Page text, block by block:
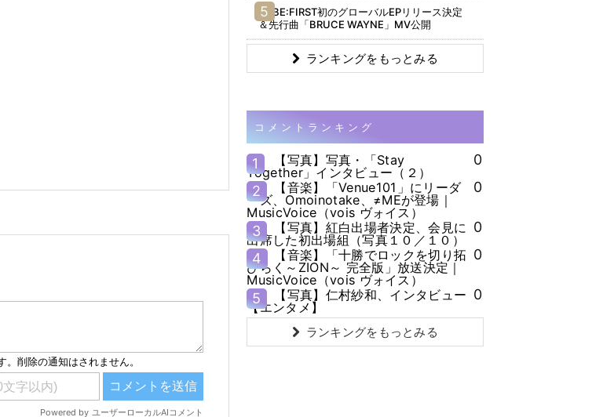
BE:FIRST初のグローバルEPリリース決定
＆先行曲「BRUCE WAYNE」MV公開
ランキングをもっとみる
コメントランキング
1
【写真】写真・「Stay
Together」インタビュー（２）
0
2
【音楽】「Venue101」にリーダ
ーズ、Omoinotake、≠MEが登場｜
MusicVoice（vois ヴォイス）
0
3
【写真】紅白出場者決定、会見に
出席した初出場組（写真１０／１０）
0
4
【音楽】「十勝でロックを切り拓
ひらく～ZION～ 完全版」放送決定｜
MusicVoice（vois ヴォイス）
0
5
【写真】仁村紗和、インタビュー
【エンタメ】
0
ランキングをもっとみる